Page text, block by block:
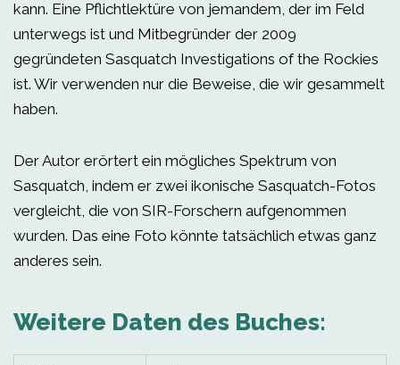
kann. Eine Pflichtlektüre von jemandem, der im Feld
unterwegs ist und Mitbegründer der 2009
gegründeten Sasquatch Investigations of the Rockies
ist. Wir verwenden nur die Beweise, die wir gesammelt
haben.
Der Autor erörtert ein mögliches Spektrum von
Sasquatch, indem er zwei ikonische Sasquatch-Fotos
vergleicht, die von SIR-Forschern aufgenommen
wurden. Das eine Foto könnte tatsächlich etwas ganz
anderes sein.
Weitere Daten des Buches: